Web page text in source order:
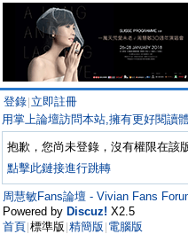
登錄 立即註冊
用掌上論壇訪問本站,擁有更好閱讀
抱歉，您尚未登錄，沒有權限在該
點擊此鏈接進行跳轉
周慧敏Fans論壇 - Vivian Fans
Powered by Discuz! X2.5
首頁 標準版 精簡版 電腦版